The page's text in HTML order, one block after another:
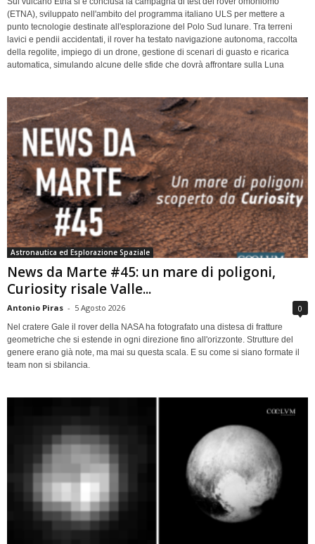
(ETNA), sviluppato nell'ambito del programma italiano ULS per mettere a
punto tecnologie destinate all'esplorazione del Polo Sud lunare. Tra terreni
lavici e pendii accidentati, il rover ha testato navigazione autonoma, raccolta
della regolite, impiego di un drone, gestione di scenari di guasto e ricarica
automatica, simulando alcune delle sfide che dovrà affrontare sulla Luna
Astronautica ed Esplorazione Spaziale
News da Marte #45: un mare di poligoni,
Curiosity risale Valle...
Antonio Piras - 5 Agosto 2026 0
Nel cratere Gale il rover della NASA ha fotografato una distesa di fratture
geometriche che si estende in ogni direzione fino all'orizzonte. Strutture del
genere erano già note, ma mai su questa scala. E su come si siano formate il
team non si sbilancia.